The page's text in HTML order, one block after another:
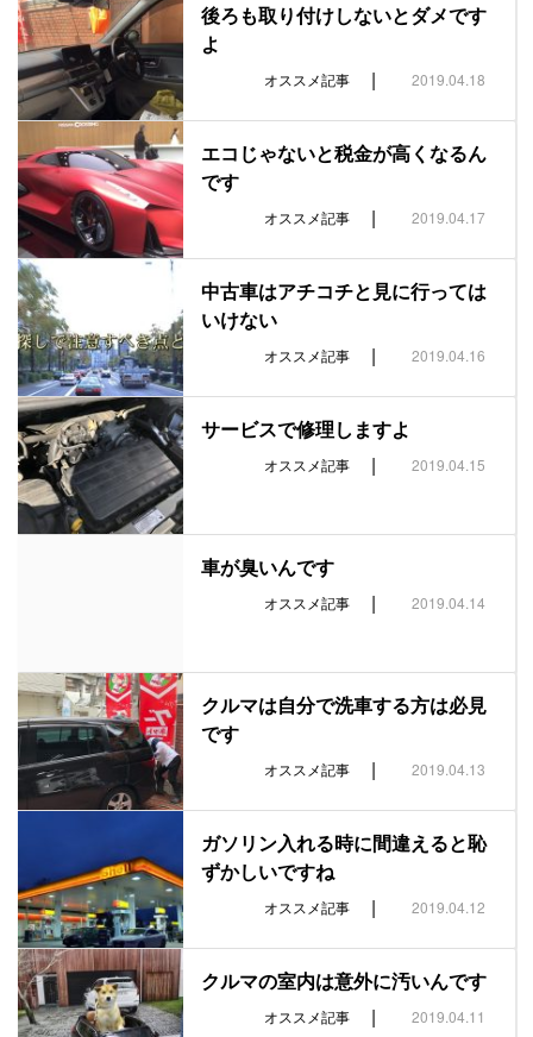
後ろも取り付けしないとダメです
よ
オススメ記事 | 2019.04.18
エコじゃないと税金が高くなるん
です
オススメ記事 | 2019.04.17
中古車はアチコチと見に行っては
いけない
オススメ記事 | 2019.04.16
サービスで修理しますよ
オススメ記事 | 2019.04.15
車が臭いんです
オススメ記事 | 2019.04.14
クルマは自分で洗車する方は必見
です
オススメ記事 | 2019.04.13
ガソリン入れる時に間違えると恥
ずかしいですね
オススメ記事 | 2019.04.12
クルマの室内は意外に汚いんです
オススメ記事 | 2019.04.11